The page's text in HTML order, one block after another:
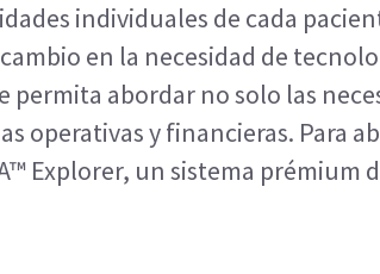
individuales de cada
en la necesidad de
permita abordar no solo las
operativas y financieras. Para
Explorer, un sistema prémium